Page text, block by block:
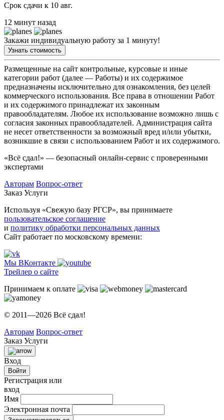
Срок сдачи к 10 авг.
12 минут назад
Закажи индивидуальную работу за 1 минуту!
Узнать стоимость
Размещенные на сайт контрольные, курсовые и иные
категории работ (далее — Работы) и их содержимое
предназначены исключительно для ознакомления, без целей
коммерческого использования. Все права в отношении Работ
и их содержимого принадлежат их законным
правообладателям. Любое их использование возможно лишь с
согласия законных правообладателей. Администрация сайта
не несет ответственности за возможный вред и/или убытки,
возникшие в связи с использованием Работ и их содержимого.
«Всё сдал!» — безопасный онлайн-сервис с проверенными
экспертами
Авторам Вопрос-ответ
Заказ Услуги
Используя «Свежую базу РГСР», вы принимаете
пользовательское соглашение
и политику обработки персональных данных
Сайт работает по московскому времени:
Мы ВКонтакте
Трейлер о сайте
Принимаем к оплате
© 2011—2026 Всё сдал!
Авторам Вопрос-ответ
Заказ Услуги
Вход
Войти
Регистрация или
вход
Имя
Электронная почта